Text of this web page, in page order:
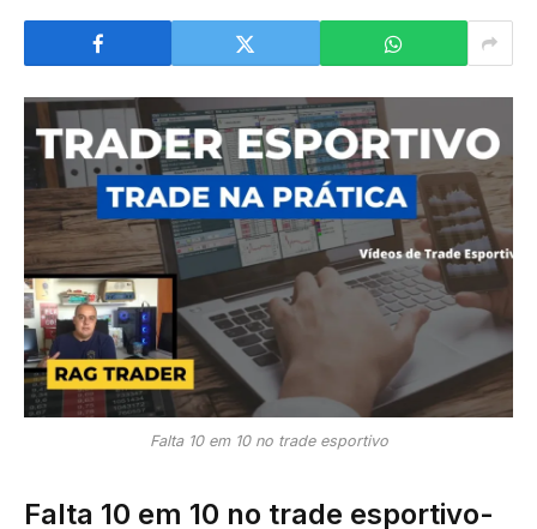
Falta 10 em 10 no trade esportivo
Falta 10 em 10 no trade esportivo-